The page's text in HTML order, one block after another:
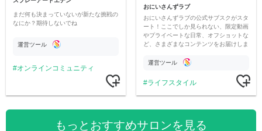
まだ何も決まっていないが新たな挑戦の
なにか？期待しないでね
運営ツール
オンラインコミュニティ
おにいさんずラブ
おにいさんずラブの公式サブスクがスタ
ート！ここでしか見られない、限定動画
やプライベートな日常、オフショットな
ど、さまざまなコンテンツをお届けしま
運営ツール
ライフスタイル
もっとおすすめサロンを見る